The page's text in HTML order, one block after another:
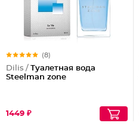
(8)
Dilis / Туалетная вода
Steelman zone
1449 ₽